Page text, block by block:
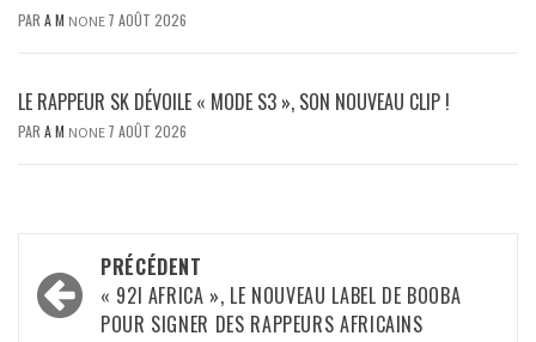
PAR A M NONE 7 AOÛT 2026
LE RAPPEUR SK DÉVOILE « MODE S3 », SON NOUVEAU CLIP !
PAR A M NONE 7 AOÛT 2026
Navigation
d’article
PRÉCÉDENT
« 92I AFRICA », LE NOUVEAU LABEL DE BOOBA
POUR SIGNER DES RAPPEURS AFRICAINS